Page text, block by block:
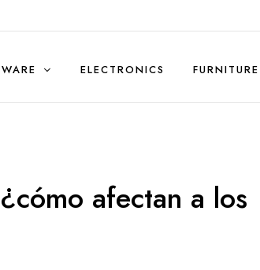
ELECTRONICS FURNITURE
afectan a los